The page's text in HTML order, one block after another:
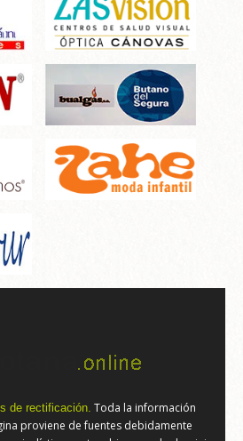
de rectificación. Toda la información
proviene de fuentes debidamente